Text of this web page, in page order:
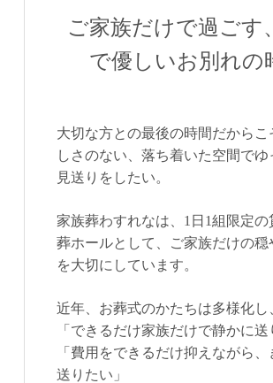
ご家族だけで過ごす
で優しいお別れの
大切な方との最後の時間だからこ
しさのない、落ち着いた空間でゆ
見送りをしたい。
家族葬わすれなは、 1日1組限定
葬ホールとして、ご家族だけの穏
を大切にしています。
近年、お葬式のかたちは多様化し
「できるだけ家族だけで静かに送
「費用をできるだけ抑えながら
送りたい」